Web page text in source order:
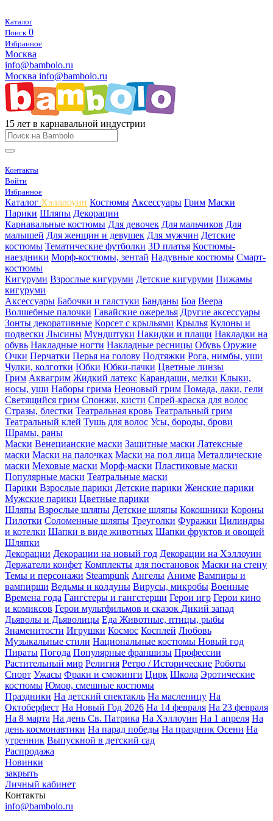
Каталог
Поиск 0
Избранное
Москва
info@bambolo.ru
Москва info@bambolo.ru
15 лет в карнавальной индустрии
Контакты
Войти
Избранное
Каталог Хэлллоуин Костюмы Аксессуары Грим Маски
Парики Шляпы Декорации
Карнавальные костюмы Для девочек Для мальчиков Для
малышей Для женщин и девушек Для мужчин Детские
костюмы Тематические футболки 3D платья Костюмы-
наездники Морф-костюмы, зентай Надувные костюмы Смарт-
костюмы
Кигуруми Взрослые кигуруми Детские кигуруми Пижамы
кигуруми
Аксессуары Бабочки и галстуки Банданы Боа Веера
Волшебные палочки Гавайские ожерелья Другие аксессуары
Зонты декоративные Корсет с крыльями Крылья Кулоны и
подвески Лысины Мундштуки Накидки и плащи Накладки на
обувь Накладные ногти Накладные ресницы Обувь Оружие
Очки Перчатки Перья на голову Подтяжки Рога, нимбы, уши
Чулки, колготки Юбки Юбки-пачки Цветные линзы
Грим Аквагрим Жидкий латекс Карандаши, мелки Клыки,
носы, уши Наборы грима Неоновый грим Помада, лаки, гели
Светящийся грим Спонжи, кисти Спрей-краска для волос
Стразы, блестки Театральная кровь Театральный грим
Театральный клей Тушь для волос Усы, бороды, брови
Шрамы, раны
Маски Венецианские маски Защитные маски Латексные
маски Маски на палочках Маски на пол лица Металлические
маски Меховые маски Морф-маски Пластиковые маски
Популярные маски Театральные маски
Парики Взрослые парики Детские парики Женские парики
Мужские парики Цветные парики
Шляпы Взрослые шляпы Детские шляпы Кокошники Короны
Пилотки Соломенные шляпы Треуголки Фуражки Цилиндры
и котелки Шапки в виде животных Шапки фруктов и овощей
Шляпки
Декорации Декорации на новый год Декорации на Хэллоуин
Держатели конфет Комплекты для постановок Маски на стену
Темы и персонажи Steampunk Ангелы Аниме Вампиры и
вампирши Ведьмы и колдуны Вирусы, микробы Военные
Времена года Гангстеры и гангстерши Герои игр Герои кино
и комиксов Герои мультфильмов и сказок Дикий запад
Дьяволы и Дьяволицы Еда Животные, птицы, рыбы
Знаменитости Игрушки Космос Косплей Любовь
Музыкальные стили Национальные костюмы Новый год
Пираты Погода Популярные франшизы Профессии
Растительный мир Религия Ретро / Исторические Роботы
Спорт Ужасы Фраки и смокинги Цирк Школа Эротические
костюмы Юмор, смешные костюмы
Праздники На детский спектакль На масленицу На
Октоберфест На Новый Год 2026 На 14 февраля На 23 февраля
На 8 марта На день Св. Патрика На Хэллоуин На 1 апреля На
день космонавтики На парад победы На праздник Осени На
утренник Выпускной в детский сад
Распродажа
Новинки
закрыть
Личный кабинет
Контакты
info@bambolo.ru